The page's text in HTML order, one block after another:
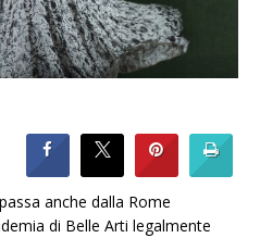
anche dalla Rome
di Belle Arti legalmente